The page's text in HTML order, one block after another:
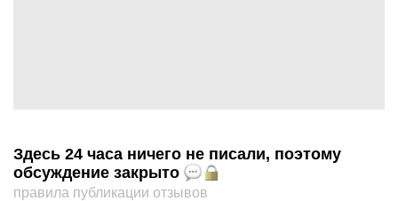
Здесь 24 часа ничего не писали, поэтому
обсуждение закрыто
правила публикации отзывов